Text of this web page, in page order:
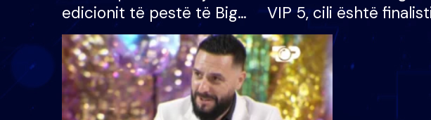
edicionit të pestë të Big
Brother VIP, rrëmben
çmimin e madh prej 100
mijë eurosh
VIP 5, cili është
radhës që lë shtëpinë